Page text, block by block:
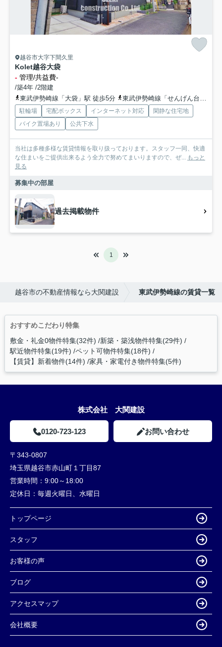
越谷市大字下間久里
Kolet越谷大袋
- 管理/共益費-
/築4年 /2階建
東武伊勢崎線「大袋」駅 徒歩5分
東武伊勢崎線「せんげん台」駅 徒歩18分
駐輪場 宅配ボックス インターネット対応
閑静な住宅地
バイク置場あり
公共下水
当社は多種多様な賃貸情報を取り扱っております。スタッフ一同、快適
な住まいをご提供出来るよう全力で努めてまいりますので、ぜ... もっと
見る
募集中の部屋
過去掲載物件
1
越谷市の不動産情報なら大関建設 東武伊勢崎線の賃貸一覧
おすすめこだわり特集
敷金・礼金0物件特集(32件) 新築・築浅物件特集(29件)
駅近物件特集(19件) ペット可物件特集(18件)
【賃貸】新着物件(14件) 家具・家電付き物件特集(5件)
株式会社 大関建設
0120-723-123 お問い合わせ
〒343-0807
埼玉県越谷市赤山町１丁目87
営業時間： 9:00～18:00
定休日： 毎週火曜日、水曜日
トップページ
スタッフ
お客様の声
ブログ
アクセスマップ
会社概要